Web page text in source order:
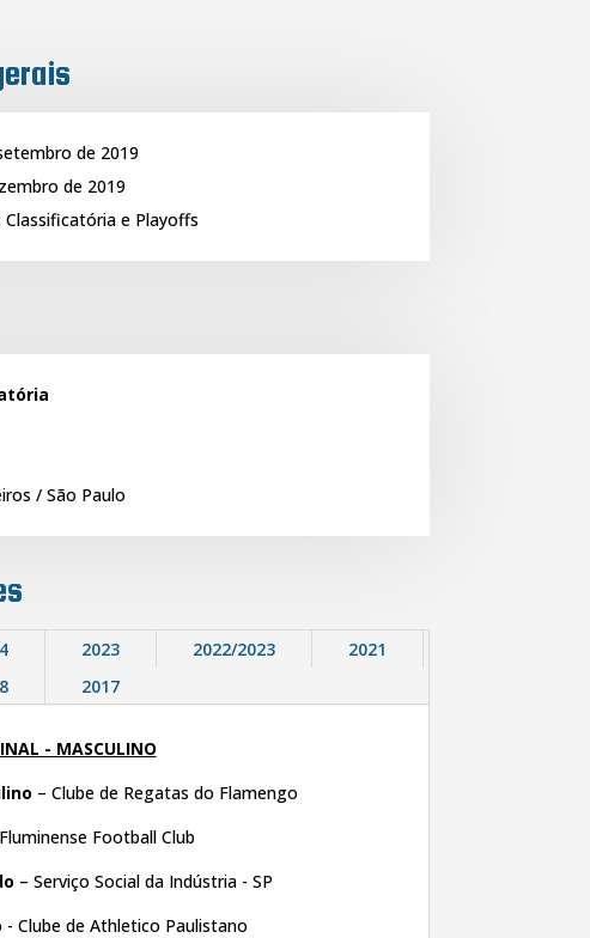
de 2019
de 2019
Classificatória e Playoffs
/ São Paulo
2023 2022/2023
2021
2017
- MASCULINO
– Clube de Regatas do Flamengo
Football Club
– Serviço Social da Indústria - SP
- Clube de Athletico Paulistano